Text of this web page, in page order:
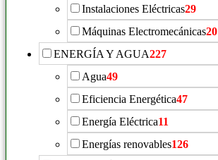
Instalaciones Eléctricas29
Máquinas Electromecánicas20
ENERGÍA Y AGUA227
Agua49
Eficiencia Energética47
Energía Eléctrica11
Energías renovables126